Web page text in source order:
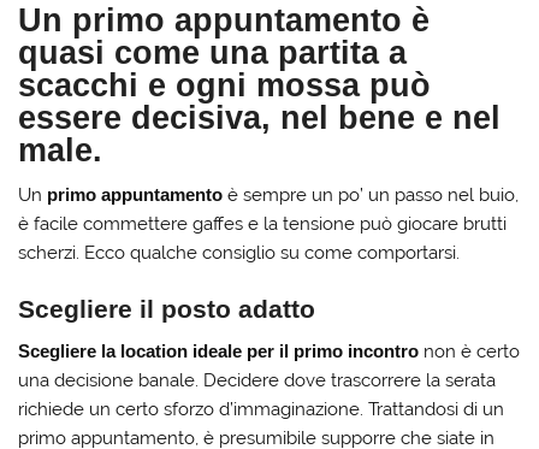
Un primo appuntamento è
quasi come una partita a
scacchi e ogni mossa può
essere decisiva, nel bene e nel
male.
Un primo appuntamento è sempre un po’ un passo nel buio,
è facile commettere gaffes e la tensione può giocare brutti
scherzi. Ecco qualche consiglio su come comportarsi.
Scegliere il posto adatto
Scegliere la location ideale per il primo incontro non è certo
una decisione banale. Decidere dove trascorrere la serata
richiede un certo sforzo d’immaginazione. Trattandosi di un
primo appuntamento, è presumibile supporre che siate in